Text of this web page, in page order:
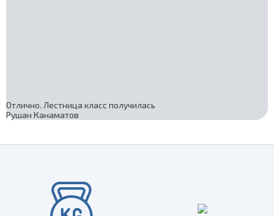
Отлично. Лестница класс получилась
Рушан Канаматов